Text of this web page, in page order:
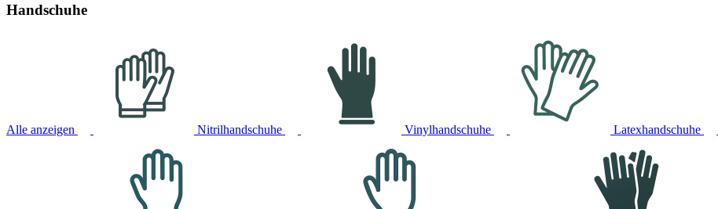
Handschuhe
Alle anzeigen Nitrilhandschuhe Vinylhandschuhe Latexhandschuhe